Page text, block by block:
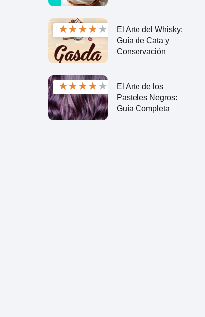
★★★★★
El Arte del Whisky:
Guía de Cata y
Conservación
★★★★★
El Arte de los
Pasteles Negros:
Guía Completa